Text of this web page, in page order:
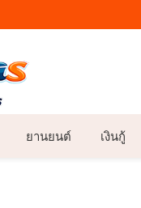
ยานยนต์ เงินกู้